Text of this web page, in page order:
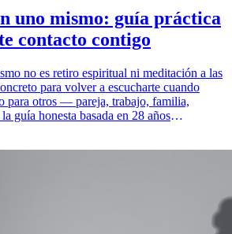
uno mismo: guía práctica
contacto contigo
no es retiro espiritual ni meditación a las
para volver a escucharte cuando
para otros — pareja, trabajo, familia,
guía honesta basada en 28 años
y los 5 pasos concretos para reconstruir